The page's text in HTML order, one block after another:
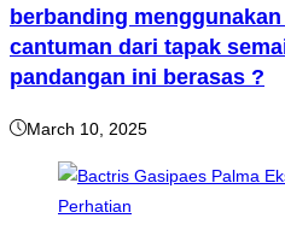
berbanding
cantuman dari tapak
pandangan ini berasas ?
March 10, 2025